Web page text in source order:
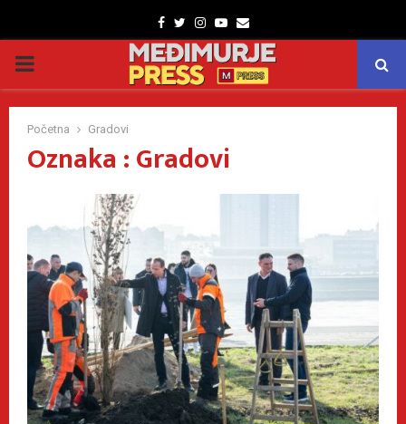
Facebook
TwitterInstagram
Youtube
Email
PRIMARY
MENU
Početna Gradovi
Oznaka : Gradovi